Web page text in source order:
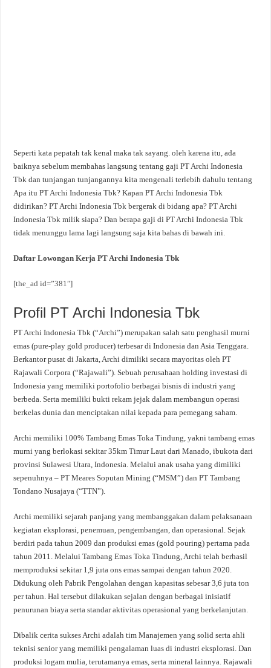
Seperti kata pepatah tak kenal maka tak sayang. oleh karena itu, ada
baiknya sebelum membahas langsung tentang gaji PT Archi Indonesia
Tbk dan tunjangan tunjangannya kita mengenali terlebih dahulu tentang
Apa itu PT Archi Indonesia Tbk? Kapan PT Archi Indonesia Tbk
didirikan? PT Archi Indonesia Tbk bergerak di bidang apa? PT Archi
Indonesia Tbk milik siapa? Dan berapa gaji di PT Archi Indonesia Tbk
tidak menunggu lama lagi langsung saja kita bahas di bawah ini.
Daftar Lowongan Kerja PT Archi Indonesia Tbk
[the_ad id=”381″]
Profil PT Archi Indonesia Tbk
PT Archi Indonesia Tbk (“Archi”) merupakan salah satu penghasil murni
emas (pure-play gold producer) terbesar di Indonesia dan Asia Tenggara.
Berkantor pusat di Jakarta, Archi dimiliki secara mayoritas oleh PT
Rajawali Corpora (“Rajawali”). Sebuah perusahaan holding investasi di
Indonesia yang memiliki portofolio berbagai bisnis di industri yang
berbeda. Serta memiliki bukti rekam jejak dalam membangun operasi
berkelas dunia dan menciptakan nilai kepada para pemegang saham.
Archi memiliki 100% Tambang Emas Toka Tindung, yakni tambang emas
murni yang berlokasi sekitar 35km Timur Laut dari Manado, ibukota dari
provinsi Sulawesi Utara, Indonesia. Melalui anak usaha yang dimiliki
sepenuhnya – PT Meares Soputan Mining (“MSM”) dan PT Tambang
Tondano Nusajaya (“TTN”).
Archi memiliki sejarah panjang yang membanggakan dalam pelaksanaan
kegiatan eksplorasi, penemuan, pengembangan, dan operasional. Sejak
berdiri pada tahun 2009 dan produksi emas (gold pouring) pertama pada
tahun 2011. Melalui Tambang Emas Toka Tindung, Archi telah berhasil
memproduksi sekitar 1,9 juta ons emas sampai dengan tahun 2020.
Didukung oleh Pabrik Pengolahan dengan kapasitas sebesar 3,6 juta ton
per tahun. Hal tersebut dilakukan sejalan dengan berbagai inisiatif
penurunan biaya serta standar aktivitas operasional yang berkelanjutan.
Dibalik cerita sukses Archi adalah tim Manajemen yang solid serta ahli
teknisi senior yang memiliki pengalaman luas di industri eksplorasi. Dan
produksi logam mulia, terutamanya emas, serta mineral lainnya. Rajawali